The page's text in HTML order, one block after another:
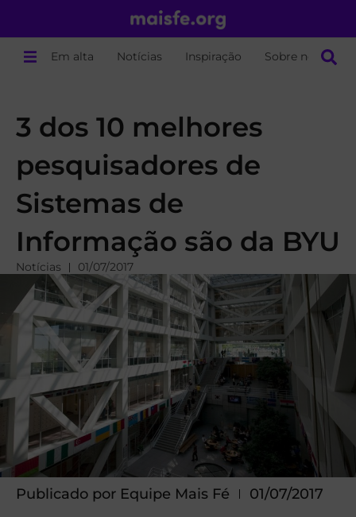
Em alta Notícias Inspiração Sobre nós
3 dos 10 melhores
pesquisadores de
Sistemas de
Informação são da BYU
Notícias 01/07/2017
Publicado por Equipe Mais Fé 01/07/2017